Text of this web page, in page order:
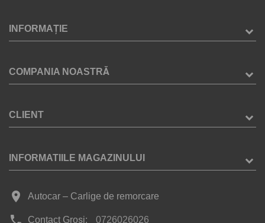
INFORMAȚIE
COMPANIA NOASTRĂ
CLIENT
INFORMATIILE MAGAZINULUI
place Autocar – Carlige de remorcare
phone Contact Groși: 0726026026